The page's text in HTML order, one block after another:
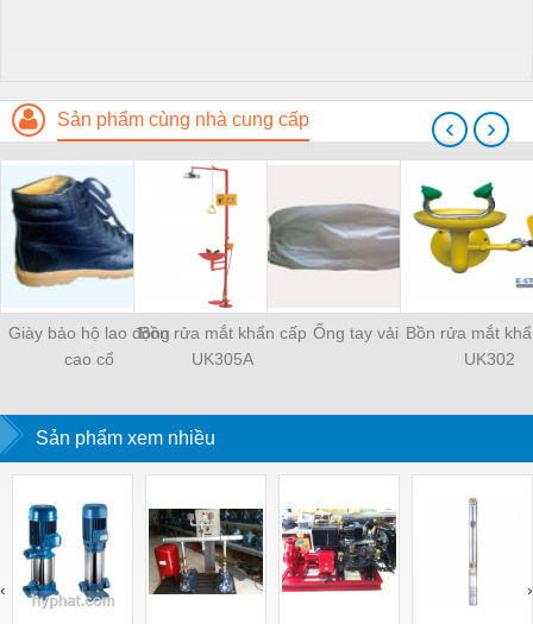
Sản phẩm cùng nhà cung cấp
Giày bảo hộ lao động
cao cổ
Bồn rửa mắt khẩn cấp
UK305A
Ống tay vải Bồn rửa mắt
UK302
‹ ›
Sản phẩm xem nhiều
‹ ›